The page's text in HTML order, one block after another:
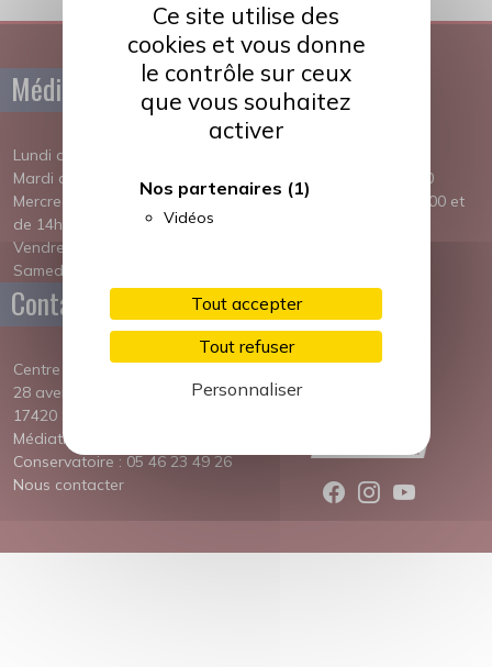
Ce site utilise des
cookies et vous donne
le contrôle sur ceux
que vous souhaitez
activer
Nos partenaires (1)
Vidéos
Tout accepter
Tout refuser
Personnaliser
Médiathèque
Lundi de 14h30 à 18h45
Mardi de 14h30 à 17h00
Mercredi de 9h00 à 12h00 et
de 14h30 à 18h45
Vendredi de 14h30 à 18h45
Samedi de 9h00 à 12h00
Conservatoire
Mardi de 14h00 à 19h00
Mercredi de 9h00 à 12h00 et
Contact
Centre Culturel Boris Vian
28 avenue de Verdun
17420 Saint-Palais sur Mer
Médiathèque : 05 46 23 96 70
Conservatoire : 05 46 23 49 26
Nous contacter